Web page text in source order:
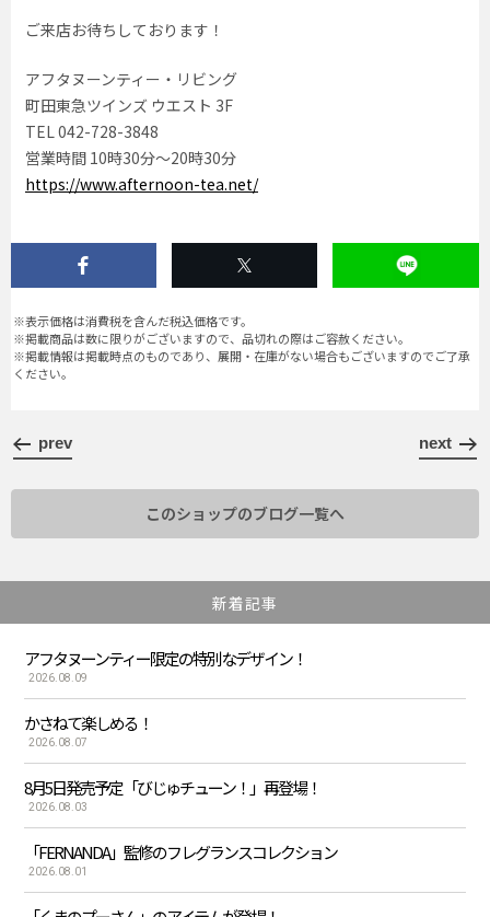
ご来店お待ちしております！
アフタヌーンティー・リビング
町田東急ツインズ ウエスト 3F
TEL 042-728-3848
営業時間 10時30分〜20時30分
https://www.afternoon-tea.net/
※表示価格は消費税を含んだ税込価格です。
※掲載商品は数に限りがございますので、品切れの際はご容赦ください。
※掲載情報は掲載時点のものであり、展開・在庫がない場合もございますのでご了承
ください。
prev next
このショップのブログ一覧へ
新着記事
アフタヌーンティー限定の特別なデザイン！
2026.08.09
かさねて楽しめる！
2026.08.07
8月5日発売予定「びじゅチューン！」再登場！
2026.08.03
「FERNANDA」監修のフレグランスコレクション
2026.08.01